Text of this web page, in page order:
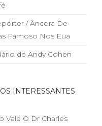
/ Âncora De
Famoso Nos Eua
de Andy Cohen
INTERESSANTES
Vale O Dr Charles